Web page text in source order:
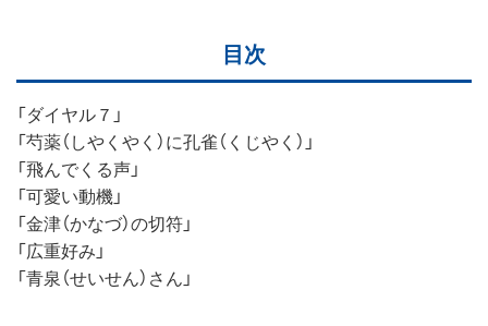
目次
「ダイヤル７」
「芍薬（しやくやく）に孔雀（くじやく）」
「飛んでくる声」
「可愛い動機」
「金津（かなづ）の切符」
「広重好み」
「青泉（せいせん）さん」